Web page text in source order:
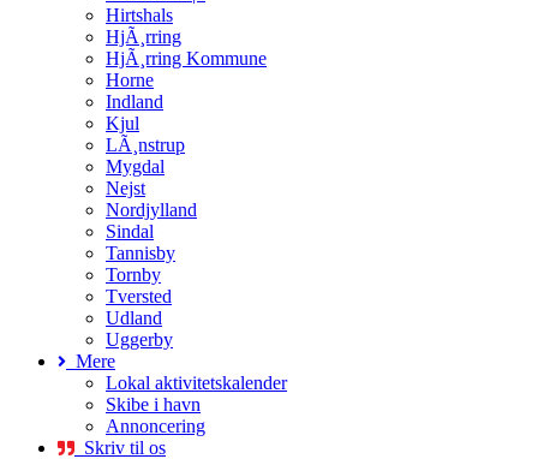
Hirtshals
HjÃ¸rring
HjÃ¸rring Kommune
Horne
Indland
Kjul
LÃ¸nstrup
Mygdal
Nejst
Nordjylland
Sindal
Tannisby
Tornby
Tversted
Udland
Uggerby
Mere
Lokal aktivitetskalender
Skibe i havn
Annoncering
Skriv til os